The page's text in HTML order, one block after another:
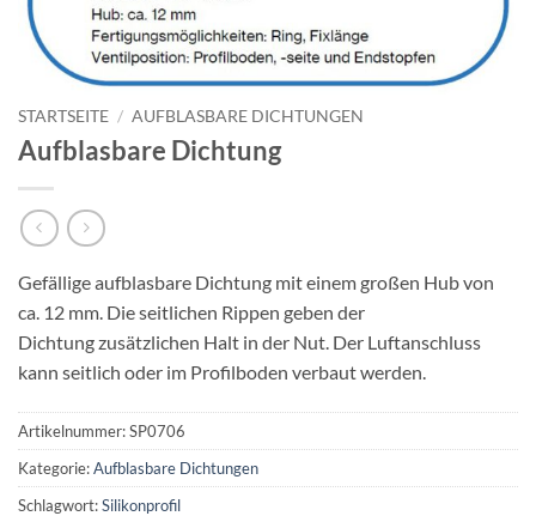
STARTSEITE / AUFBLASBARE DICHTUNGEN
Aufblasbare Dichtung
Gefällige aufblasbare Dichtung mit einem großen Hub von
ca. 12 mm. Die seitlichen Rippen geben der
Dichtung zusätzlichen Halt in der Nut. Der Luftanschluss
kann seitlich oder im Profilboden verbaut werden.
Artikelnummer:SP0706
Kategorie:Aufblasbare Dichtungen
Schlagwort:Silikonprofil